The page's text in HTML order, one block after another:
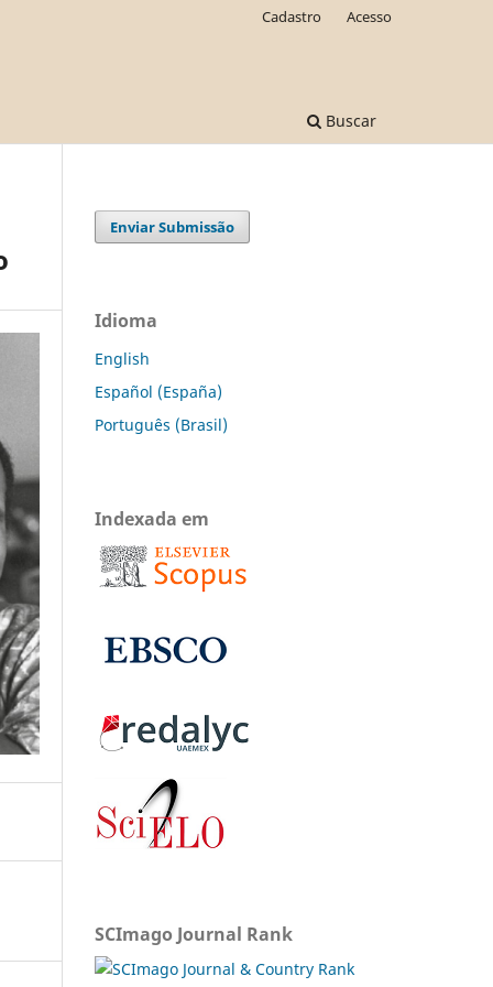
Buscar
Cadastro Acesso
Enviar Submissão
Idioma
English
Español (España)
Português (Brasil)
Indexada em
SCImago Journal Rank